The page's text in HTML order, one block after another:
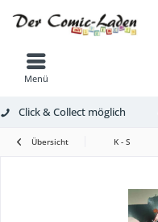
Menü
Click & Collect möglich
Übersicht K - S